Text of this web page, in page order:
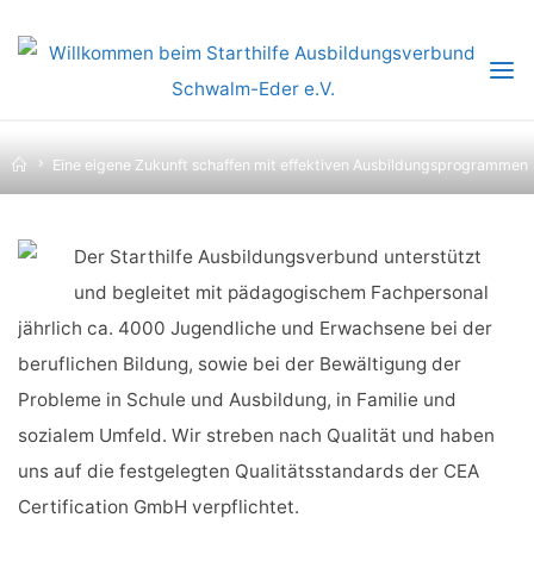
EINE EIGENE ZUKUNFT
SCHAFFEN MIT EFFEKTIVEN
AUSBILDUNGSPROGRAMMEN
HomeEine eigene Zukunft schaffen mit effektiven Ausbildungsprogrammen
Der Starthilfe Ausbildungsverbund unterstützt
und begleitet mit pädagogischem Fach­personal
jährlich ca. 4000 Jugendliche und Erwachsene bei der
beruflichen Bildung, sowie bei der Bewältigung der
Probleme in Schule und Ausbildung, in Familie und
sozialem Umfeld. Wir streben nach Qualität und haben
uns auf die festgelegten Qualitätsstandards der CEA
Certification GmbH verpflichtet.